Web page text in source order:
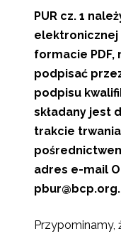
PUR cz. 1
elektronicznej
formacie PDF,
podpisać
podpisu
składany jest
trakcie
adres e-mail
Przypominamy,